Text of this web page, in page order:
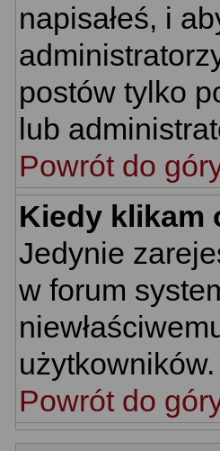
napisałeś, i
postów tylko
lub
Powrót do
Kiedy klikam
Jedynie
w forum
użytkowników.
Powrót do